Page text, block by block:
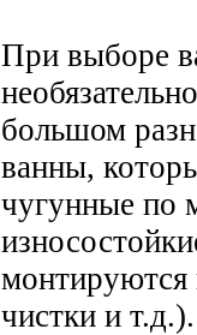
При выборе
большом
ванны,
чугунные по
монтируются
чистки и т.д.).